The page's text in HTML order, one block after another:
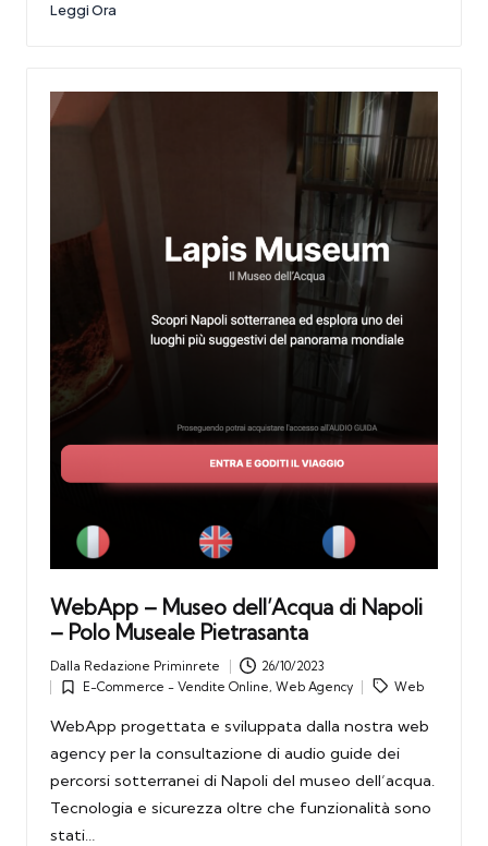
Leggi Ora
WebApp – Museo dell’Acqua di Napoli
– Polo Museale Pietrasanta
Posted
by
Dalla Redazione Priminrete
26/10/2023
Posted
E-Commerce - Vendite Online, Web Agency
Tags:
Web
WebApp progettata e sviluppata dalla nostra web
agency per la consultazione di audio guide dei
percorsi sotterranei di Napoli del museo dell’acqua.
Tecnologia e sicurezza oltre che funzionalità sono
stati…